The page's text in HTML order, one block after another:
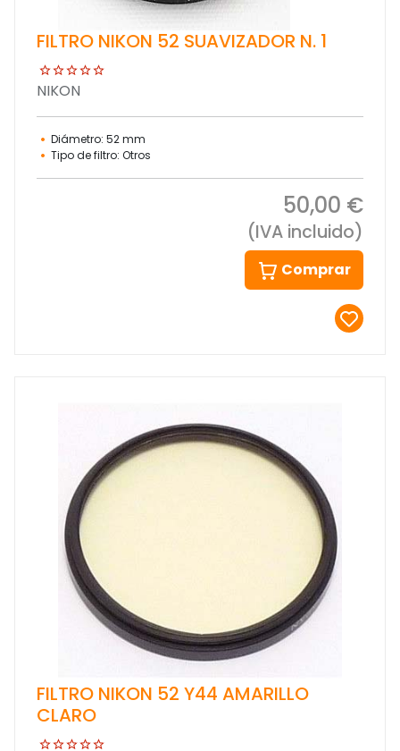
FILTRO NIKON 52 SUAVIZADOR N. 1
NIKON
Diámetro: 52 mm
Tipo de filtro: Otros
50,00 €
(IVA incluido)
Comprar
FILTRO NIKON 52 Y44 AMARILLO
CLARO